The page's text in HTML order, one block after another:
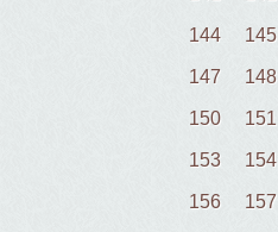
144 145
147 148
150 151
153 154
156 157